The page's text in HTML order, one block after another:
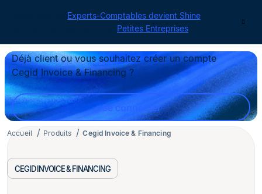
Experts-Comptables devient Shine
Petites Entreprises
Déjà client ou vous souhaitez créer un compte
Cegid Invoice & Financing ?
Se connecter
Accueil Produits Cegid Invoice & Financing
CEGID INVOICE & FINANCING